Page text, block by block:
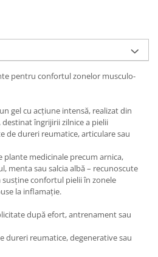
pentru confortul zonelor musculo-
gel cu acțiune intensă, realizat din
îngrijirii zilnice a pielii
de dureri reumatice, articulare sau
plante medicinale precum arnica,
menta sau salcia albă – recunoscute
confortul pielii în zonele
la inflamație.
după efort, antrenament sau
dureri reumatice, degenerative sau